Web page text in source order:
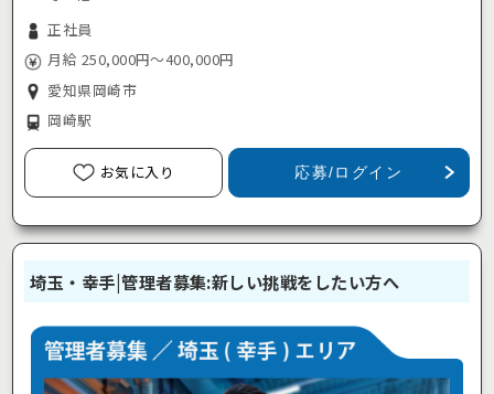
正社員
月給 250,000円～400,000円
愛知県岡崎市
岡崎駅
お気に入り 応募/ログイン
埼玉・幸手|管理者募集:新しい挑戦をしたい方へ